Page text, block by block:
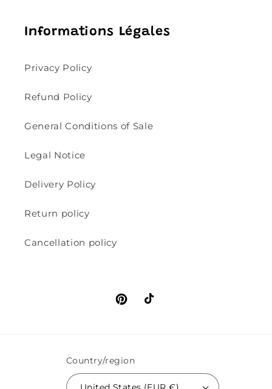
Informations Légales
Privacy Policy
Refund Policy
General Conditions of Sale
Legal Notice
Delivery Policy
Return policy
Cancellation policy
PinterestTikTok
Country/region